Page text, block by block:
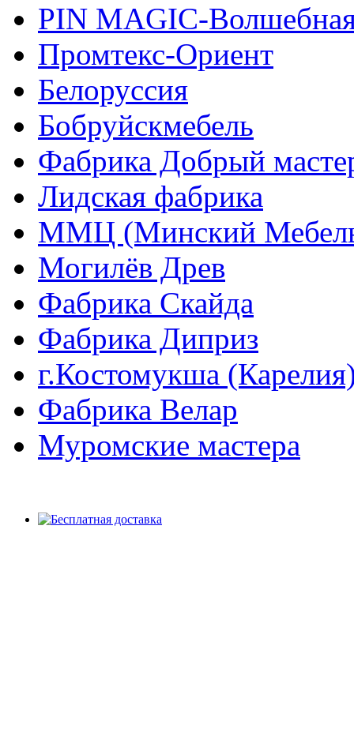
PIN MAGIС-
Промтекс-Ориент
Белоруссия
Бобруйскмебель
Фабрика Добрый
Лидская фабрика
ММЦ (Минский
Могилёв Древ
Фабрика Скайда
Фабрика Диприз
г.Костомукша
Фабрика Велар
Муромские мастера